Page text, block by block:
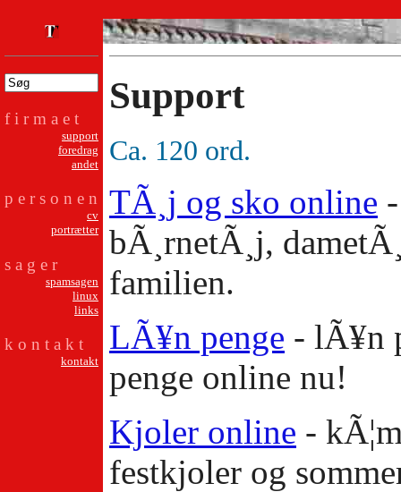
f i r m a e t
support
foredrag
andet
p e r s o n e n
cv
portrætter
s a g e r
spamsagen
linux
links
k o n t a k t
kontakt
Support
Ca. 120 ord.
TÃ¸j og sko online
bÃ¸rnetÃ¸j,
familien.
LÃ¥n penge - lÃ¥n
penge online nu!
Kjoler online -
festkjoler og